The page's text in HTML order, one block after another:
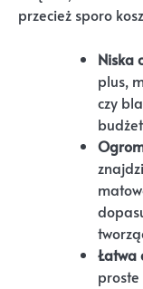
przecież sporo
Niska
plus,
czy
Łatwa